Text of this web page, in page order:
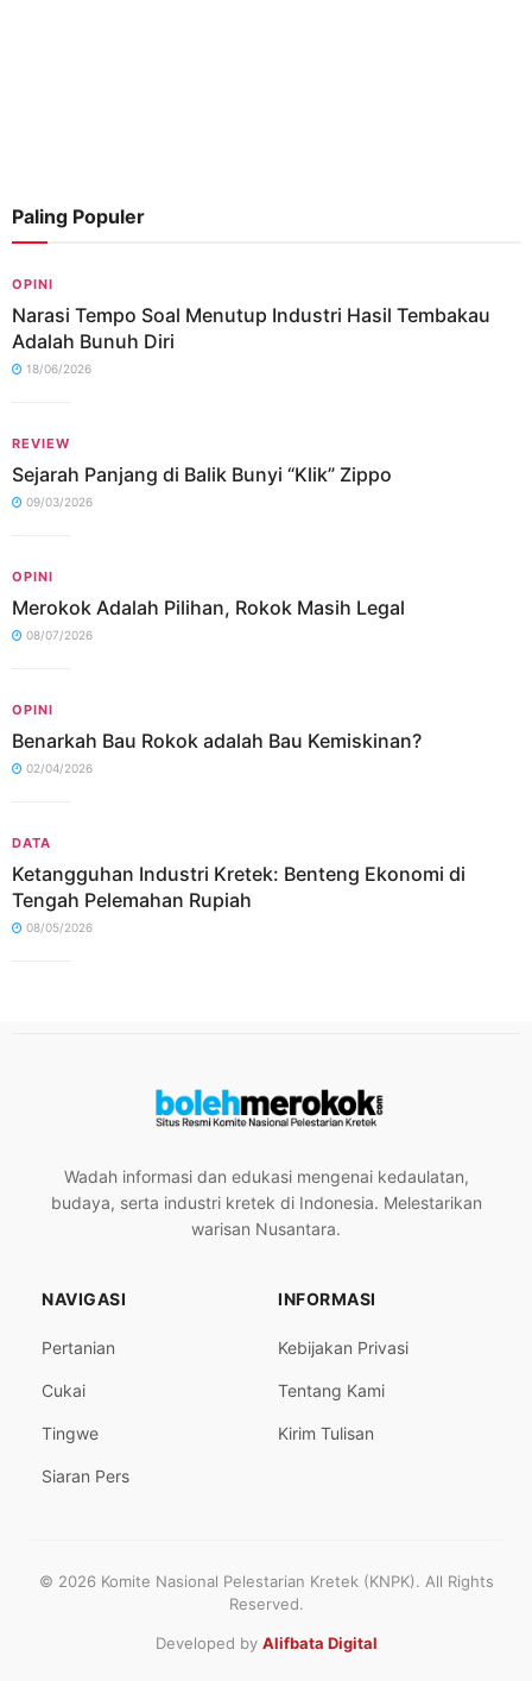
Paling Populer
OPINI
Narasi Tempo Soal Menutup Industri Hasil Tembakau
Adalah Bunuh Diri
18/06/2026
REVIEW
Sejarah Panjang di Balik Bunyi “Klik” Zippo
09/03/2026
OPINI
Merokok Adalah Pilihan, Rokok Masih Legal
08/07/2026
OPINI
Benarkah Bau Rokok adalah Bau Kemiskinan?
02/04/2026
DATA
Ketangguhan Industri Kretek: Benteng Ekonomi di
Tengah Pelemahan Rupiah
08/05/2026
Wadah informasi dan edukasi mengenai kedaulatan,
budaya, serta industri kretek di Indonesia. Melestarikan
warisan Nusantara.
NAVIGASI
Pertanian
Cukai
Tingwe
Siaran Pers
INFORMASI
Kebijakan Privasi
Tentang Kami
Kirim Tulisan
© 2026 Komite Nasional Pelestarian Kretek (KNPK). All Rights
Reserved.
Developed by Alifbata Digital